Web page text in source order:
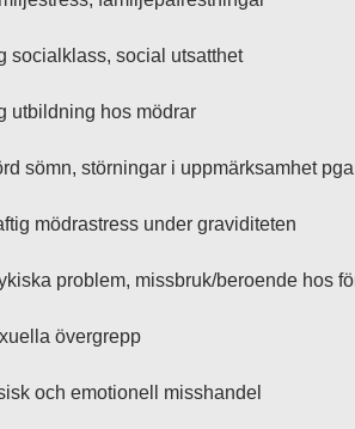
socialklass, social utsatthet
utbildning hos mödrar
sömn, störningar i uppmärksamhet
mödrastress under graviditeten
problem, missbruk/beroende hos
övergrepp
och emotionell misshandel